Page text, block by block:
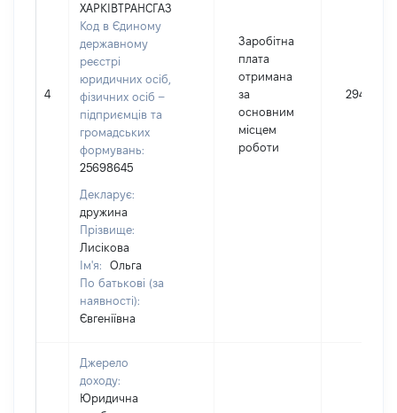
4
ХАРКІВТРАНСГАЗ
Код в Єдиному
державному
реєстрі
юридичних осіб,
фізичних осіб –
підприємців та
громадських
формувань:
25698645
Декларує:
дружина
Прізвище:
Лисікова
Ім'я:
Ольга
По батькові (за
наявності):
Євгеніївна
Заробітна
плата
отримана
за
основним
місцем
роботи
294682
Джерело
доходу:
Юридична